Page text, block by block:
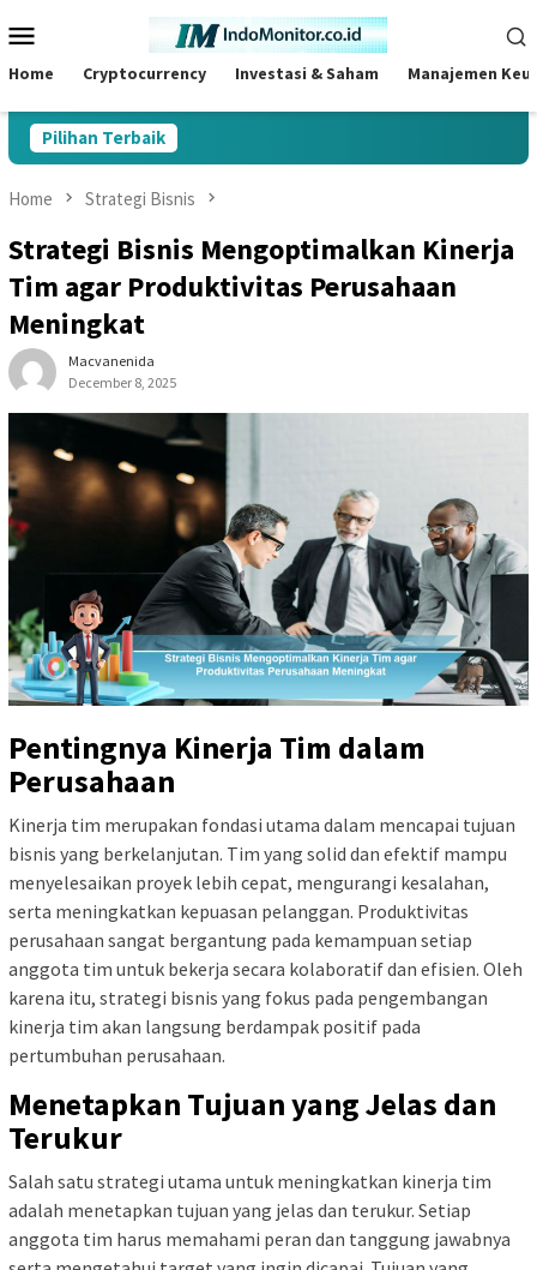
to
Menu
Home Cryptocurrency Investasi & Saham Manajemen
Pilihan Terbaik
Home Strategi Bisnis
Strategi Bisnis Mengoptimalkan Kinerja
Tim agar Produktivitas Perusahaan
Meningkat
Macvanenida
December 8, 2025
Pentingnya Kinerja Tim dalam
Perusahaan
Kinerja tim merupakan fondasi utama dalam mencapai tujuan
bisnis yang berkelanjutan. Tim yang solid dan efektif mampu
menyelesaikan proyek lebih cepat, mengurangi kesalahan,
serta meningkatkan kepuasan pelanggan. Produktivitas
perusahaan sangat bergantung pada kemampuan setiap
anggota tim untuk bekerja secara kolaboratif dan efisien. Oleh
karena itu, strategi bisnis yang fokus pada pengembangan
kinerja tim akan langsung berdampak positif pada
pertumbuhan perusahaan.
Menetapkan Tujuan yang Jelas dan
Terukur
Salah satu strategi utama untuk meningkatkan kinerja tim
adalah menetapkan tujuan yang jelas dan terukur. Setiap
anggota tim harus memahami peran dan tanggung jawabnya